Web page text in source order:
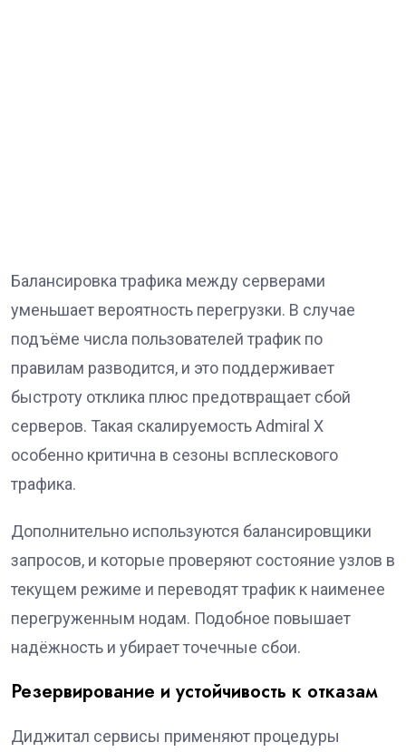
Балансировка трафика между серверами
уменьшает вероятность перегрузки. В случае
подъёме числа пользователей трафик по
правилам разводится, и это поддерживает
быстроту отклика плюс предотвращает сбой
серверов. Такая скалируемость Admiral X
особенно критична в сезоны всплескового
трафика.
Дополнительно используются балансировщики
запросов, и которые проверяют состояние узлов в
текущем режиме и переводят трафик к наименее
перегруженным нодам. Подобное повышает
надёжность и убирает точечные сбои.
Резервирование и устойчивость к отказам
Диджитал сервисы применяют процедуры